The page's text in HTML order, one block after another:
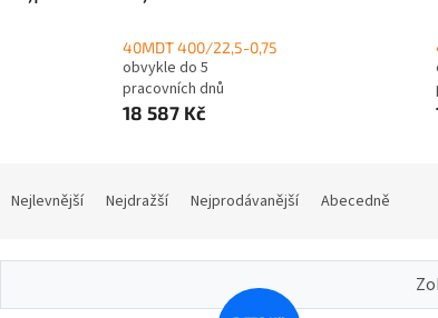
40MDT 400/22,5-0,75
obvykle do 5
pracovních dnů
18 587 Kč
Nejlevnější Nejdražší Nejprodávanější Abecedně